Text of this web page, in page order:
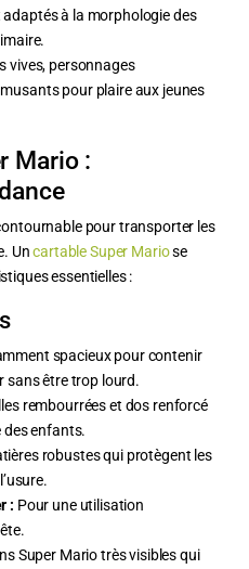
à la morphologie des
vives, personnages
pour plaire aux jeunes
Mario :
pour transporter les
Uncartable Super Mariose
essentielles :
spacieux pour contenir
sans être trop lourd.
rembourrées et dos renforcé
des enfants.
robustes qui protègent les
: Pour une utilisation
Super Mario très visibles qui